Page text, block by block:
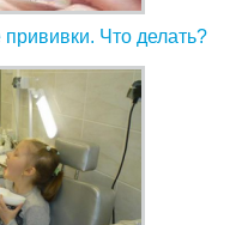
Что делать?